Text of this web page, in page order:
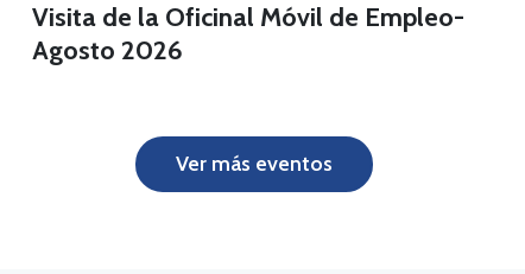
Visita de la Oficinal Móvil de Empleo-
Agosto 2026
Ver más eventos